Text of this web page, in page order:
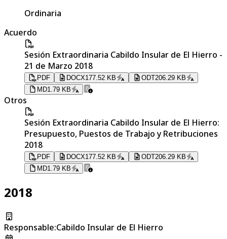
Ordinaria
Acuerdo
Sesión Extraordinaria Cabildo Insular de El Hierro -
21 de Marzo 2018
PDF DOCX177.52 KB ODT206.29 KB
MD1.79 KB
Otros
Sesión Extraordinaria Cabildo Insular de El Hierro:
Presupuesto, Puestos de Trabajo y Retribuciones
2018
PDF DOCX177.52 KB ODT206.29 KB
MD1.79 KB
2018
Responsable:Cabildo Insular de El Hierro